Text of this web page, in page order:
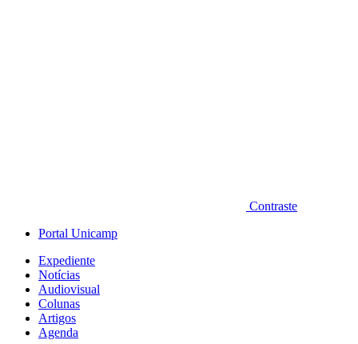
Contraste
Portal Unicamp
Expediente
Notícias
Audiovisual
Colunas
Artigos
Agenda